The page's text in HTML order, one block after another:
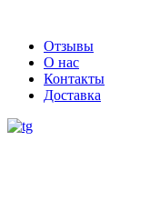
Отзывы
О нас
Контакты
Доставка